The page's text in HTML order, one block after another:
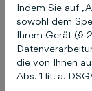
Verbindung
Auftritt ihrer
Indem Sie auf
sowohl dem
Ihrem Gerät (§
die von Ihnen
Abs. 1 lit. a.